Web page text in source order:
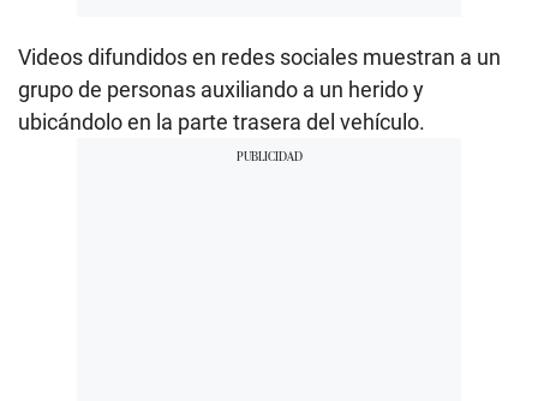
Videos difundidos en redes sociales muestran a un
grupo de personas auxiliando a un herido y
ubicándolo en la parte trasera del vehículo.